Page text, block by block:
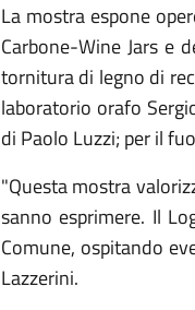
La mostra espone
Carbone-Wine Jars e
tornituradi legno di
laboratorio orafo
di Paolo Luzzi; peril
"Questamostra
sanno esprimere. Il
Comune, ospitando
Lazzerini.